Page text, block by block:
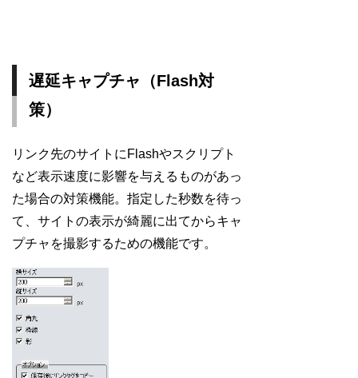
遅延キャプチャ（Flash対
策）
リンク先のサイトにFlashやスクリプト
など表示速度に影響を与えるものがあっ
た場合の対策機能。指定した秒数を待っ
て、サイトの表示が綺麗に出てからキャ
プチャを撮影するための機能です。